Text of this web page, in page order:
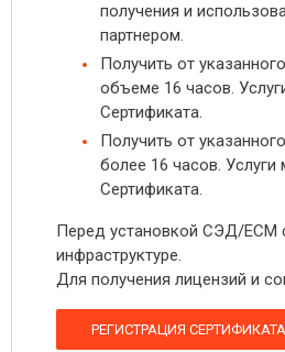
получения и
партнером.
Получить от
объеме 16 часов.
Сертификата.
Получить от
более 16 часов.
Сертификата.
Перед установкой СЭД/ECM
инфраструктуре.
Для получения лицензий и
РЕГИСТРАЦИЯ СЕРТИФИКАТА